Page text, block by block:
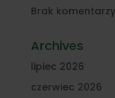
Brak
Archives
lipiec 2026
czerwiec 2026